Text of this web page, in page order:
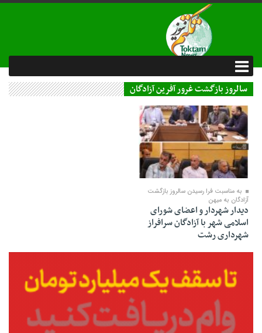
سالروز بازگشت غرور آفرین آزادگان
27 مرداد 1402
به مناسبت فرا رسیدن سالروز بازگشت
آزادگان به میهن
دیدار شهردار و اعضای شورای
اسلامی شهر با آزادگان سرافراز
شهرداری رشت